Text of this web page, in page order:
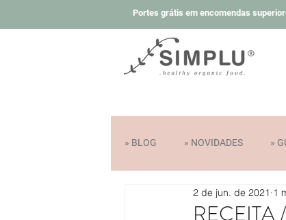
Portes grátis em encomendas
» BLOG » NOVIDADES »
» COLABORAÇÕES E PRÉMIOS
RECEITA
2 de jun. de 2021 1